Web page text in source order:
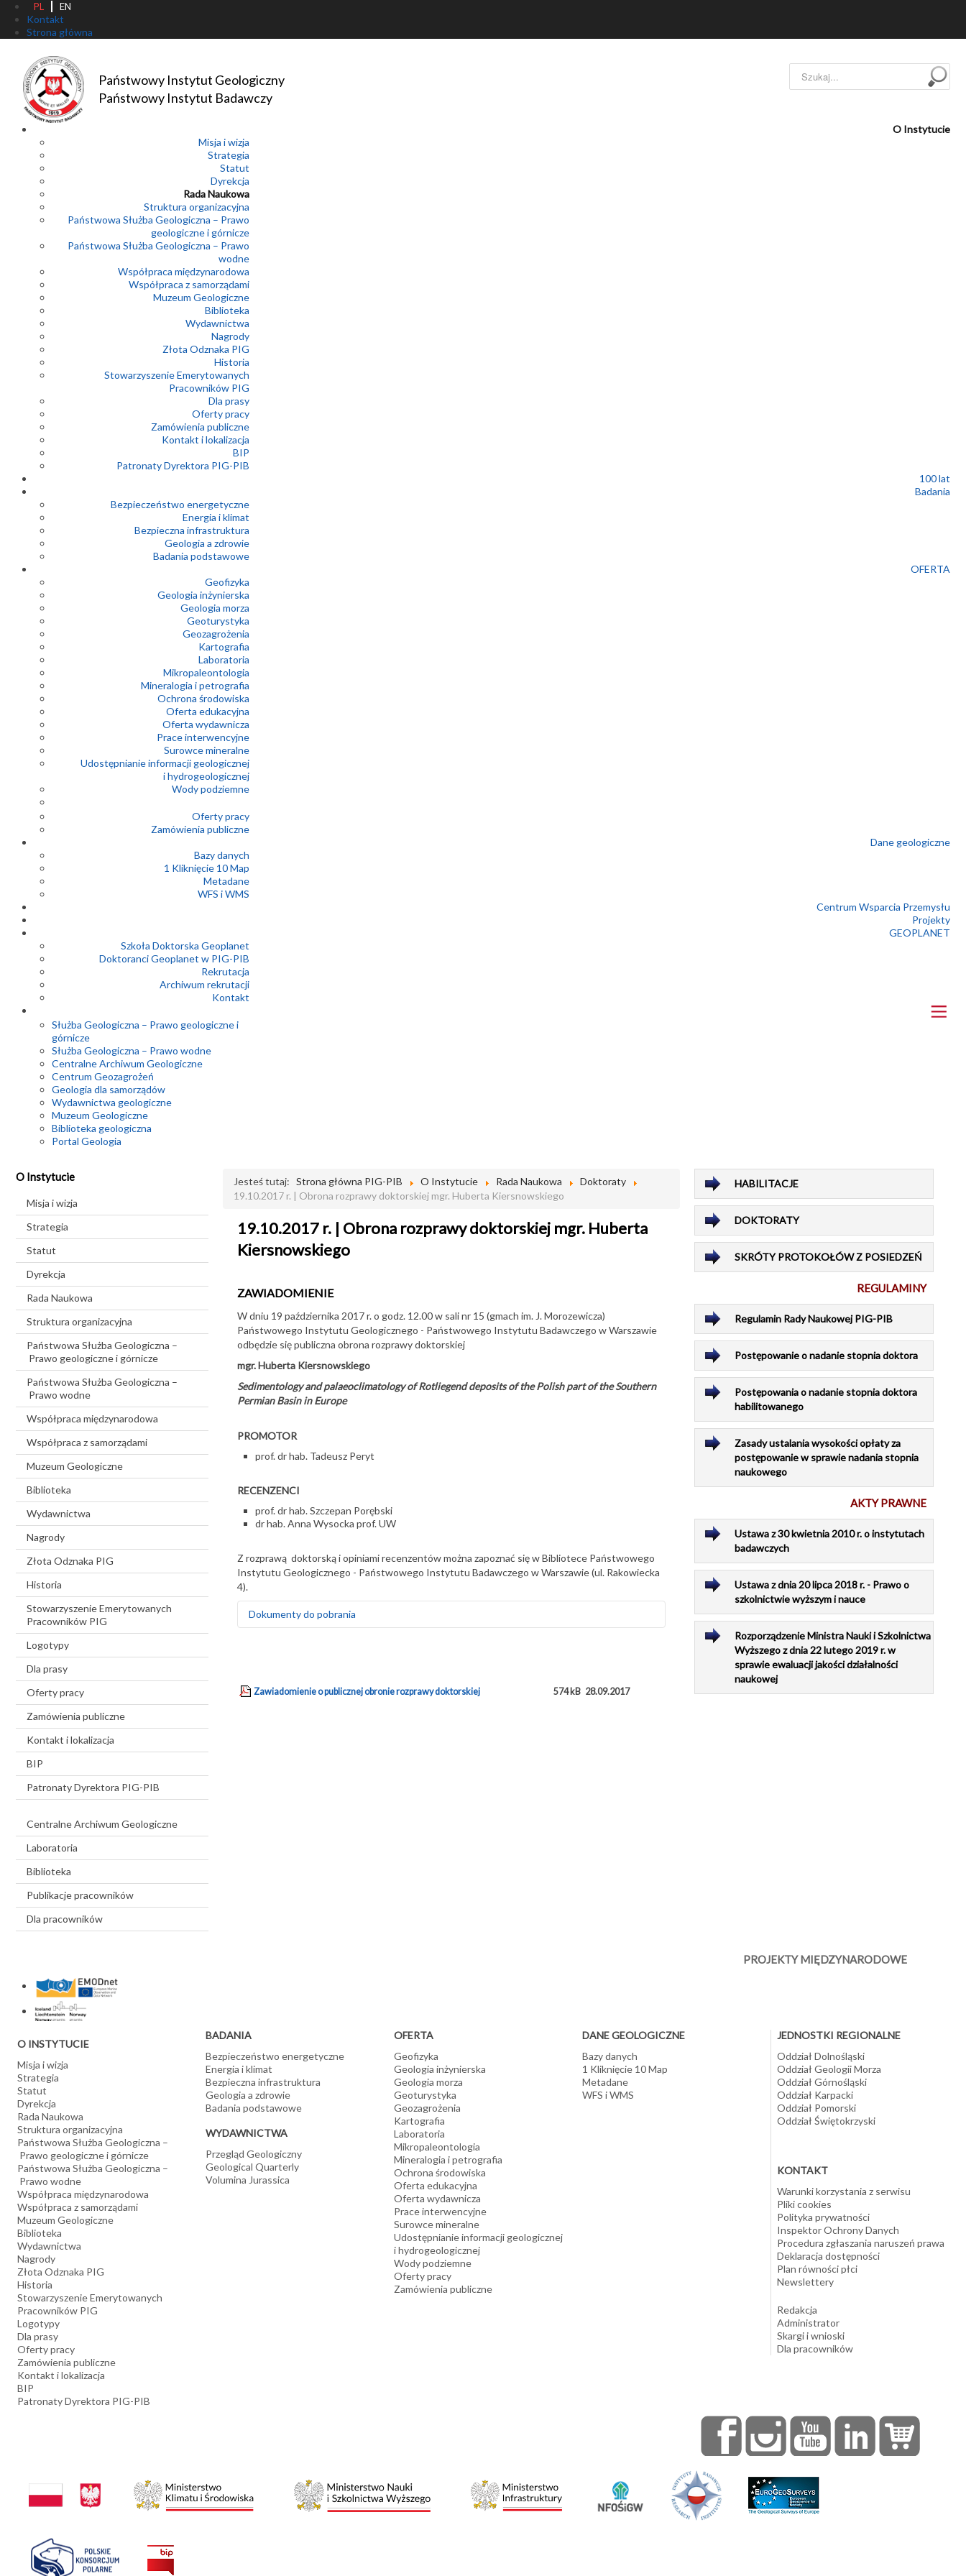
PL EN
Kontakt
Strona główna
Państwowy Instytut Geologiczny
Państwowy Instytut Badawczy
Szukaj...
O Instytucie
Misja i wizja
Strategia
Statut
Dyrekcja
Rada Naukowa
Struktura organizacyjna
Państwowa Służba Geologiczna – Prawo
geologiczne i górnicze
Państwowa Służba Geologiczna – Prawo
wodne
Współpraca międzynarodowa
Współpraca z samorządami
Muzeum Geologiczne
Biblioteka
Wydawnictwa
Nagrody
Złota Odznaka PIG
Historia
Stowarzyszenie Emerytowanych
Pracowników PIG
Dla prasy
Oferty pracy
Zamówienia publiczne
Kontakt i lokalizacja
BIP
Patronaty Dyrektora PIG-PIB
100 lat
Badania
Bezpieczeństwo energetyczne
Energia i klimat
Bezpieczna infrastruktura
Geologia a zdrowie
Badania podstawowe
OFERTA
Geofizyka
Geologia inżynierska
Geologia morza
Geoturystyka
Geozagrożenia
Kartografia
Laboratoria
Mikropaleontologia
Mineralogia i petrografia
Ochrona środowiska
Oferta edukacyjna
Oferta wydawnicza
Prace interwencyjne
Surowce mineralne
Udostępnianie informacji geologicznej
i hydrogeologicznej
Wody podziemne
Oferty pracy
Zamówienia publiczne
Dane geologiczne
Bazy danych
1 Kliknięcie 10 Map
Metadane
WFS i WMS
Centrum Wsparcia Przemysłu
Projekty
GEOPLANET
Szkoła Doktorska Geoplanet
Doktoranci Geoplanet w PIG-PIB
Rekrutacja
Archiwum rekrutacji
Kontakt
Służba Geologiczna – Prawo geologiczne i
górnicze
Służba Geologiczna – Prawo wodne
Centralne Archiwum Geologiczne
Centrum Geozagrożeń
Geologia dla samorządów
Wydawnictwa geologiczne
Muzeum Geologiczne
Biblioteka geologiczna
Portal Geologia
O Instytucie
Misja i wizja
Strategia
Statut
Dyrekcja
Rada Naukowa
Struktura organizacyjna
Państwowa Służba Geologiczna –
Prawo geologiczne i górnicze
Państwowa Służba Geologiczna –
Prawo wodne
Współpraca międzynarodowa
Współpraca z samorządami
Muzeum Geologiczne
Biblioteka
Wydawnictwa
Nagrody
Złota Odznaka PIG
Historia
Stowarzyszenie Emerytowanych
Pracowników PIG
Logotypy
Dla prasy
Oferty pracy
Zamówienia publiczne
Kontakt i lokalizacja
BIP
Patronaty Dyrektora PIG-PIB
Centralne Archiwum Geologiczne
Laboratoria
Biblioteka
Publikacje pracowników
Dla pracowników
Jesteś tutaj: Strona główna PIG-PIB O Instytucie Rada Naukowa
Doktoraty
19.10.2017 r. | Obrona rozprawy doktorskiej mgr. Huberta Kiersnowskiego
19.10.2017 r. | Obrona rozprawy doktorskiej mgr. Huberta
Kiersnowskiego
ZAWIADOMIENIE
W dniu 19 października 2017 r. o godz. 12.00 w sali nr 15 (gmach im. J. Morozewicza)
Państwowego Instytutu Geologicznego - Państwowego Instytutu Badawczego w Warszawie
odbędzie się publiczna obrona rozprawy doktorskiej
mgr. Huberta Kiersnowskiego
Sedimentology and palaeoclimatology of Rotliegend deposits of the Polish part of the Southern
Permian Basin in Europe
PROMOTOR
prof. dr hab. Tadeusz Peryt
RECENZENCI
prof. dr hab. Szczepan Porębski
dr hab. Anna Wysocka prof. UW
Z rozprawą doktorską i opiniami recenzentów można zapoznać się w Bibliotece Państwowego
Instytutu Geologicznego - Państwowego Instytutu Badawczego w Warszawie (ul. Rakowiecka
4).
Dokumenty do pobrania
29 sierpień 2017 187 KB
Zawiadomienie o publicznej obronie rozprawy doktorskiej 574 kB 28.09.2017
HABILITACJE
DOKTORATY
SKRÓTY PROTOKOŁÓW Z POSIEDZEŃ
REGULAMINY
Regulamin Rady Naukowej PIG-PIB
Postępowanie o nadanie stopnia doktora
Postępowania o nadanie stopnia doktora
habilitowanego
Zasady ustalania wysokości opłaty za
postępowanie w sprawie nadania stopnia
naukowego
AKTY PRAWNE
Ustawa z 30 kwietnia 2010 r. o instytutach
badawczych
Ustawa z dnia 20 lipca 2018 r. - Prawo o
szkolnictwie wyższym i nauce
Rozporządzenie Ministra Nauki i Szkolnictwa
Wyższego z dnia 22 lutego 2019 r. w
sprawie ewaluacji jakości działalności
naukowej
PROJEKTY MIĘDZYNARODOWE
O INSTYTUCIE
Misja i wizja
Strategia
Statut
Dyrekcja
Rada Naukowa
Struktura organizacyjna
Państwowa Służba Geologiczna –
Prawo geologiczne i górnicze
Państwowa Służba Geologiczna –
Prawo wodne
Współpraca międzynarodowa
Współpraca z samorządami
Muzeum Geologiczne
Biblioteka
Wydawnictwa
Nagrody
Złota Odznaka PIG
Historia
Stowarzyszenie Emerytowanych
Pracowników PIG
Logotypy
Dla prasy
Oferty pracy
Zamówienia publiczne
Kontakt i lokalizacja
BIP
Patronaty Dyrektora PIG-PIB
BADANIA
Bezpieczeństwo energetyczne
Energia i klimat
Bezpieczna infrastruktura
Geologia a zdrowie
Badania podstawowe
WYDAWNICTWA
Przegląd Geologiczny
Geological Quarterly
Volumina Jurassica
OFERTA
Geofizyka
Geologia inżynierska
Geologia morza
Geoturystyka
Geozagrożenia
Kartografia
Laboratoria
Mikropaleontologia
Mineralogia i petrografia
Ochrona środowiska
Oferta edukacyjna
Oferta wydawnicza
Prace interwencyjne
Surowce mineralne
Udostępnianie informacji geologicznej
i hydrogeologicznej
Wody podziemne
Oferty pracy
Zamówienia publiczne
DANE GEOLOGICZNE
Bazy danych
1 Kliknięcie 10 Map
Metadane
WFS i WMS
JEDNOSTKI REGIONALNE
Oddział Dolnośląski
Oddział Geologii Morza
Oddział Górnośląski
Oddział Karpacki
Oddział Pomorski
Oddział Świętokrzyski
KONTAKT
Warunki korzystania z serwisu
Pliki cookies
Polityka prywatności
Inspektor Ochrony Danych
Procedura zgłaszania naruszeń prawa
Deklaracja dostępności
Plan równości płci
Newslettery
Redakcja
Administrator
Skargi i wnioski
Dla pracowników